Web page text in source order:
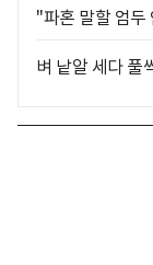
"파혼 말할 엄
벼 낱알 세다 풀